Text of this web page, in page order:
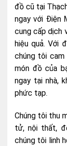
đồ cũ tại
ngay với Điện
cung cấp dịch
hiệu quả. Với
chúng tôi
món đồ của
ngay tại nhà,
phức tạp.
Chúng tôi thu
tử, nội thất,
chúng tôi linh